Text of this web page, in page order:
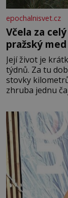
epochalnisvet.cz
Včela za
pražský
Její život je
týdnů. Za tu
stovky
zhruba jednu
tisíc příslušnic